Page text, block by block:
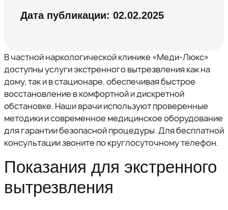
Дата публикации: 02.02.2025
В частной наркологической клинике «Меди-Люкс»
доступны услуги экстренного вытрезвления как на
дому, так и в стационаре, обеспечивая быстрое
восстановление в комфортной и дискретной
обстановке. Наши врачи используют проверенные
методики и современное медицинское оборудование
для гарантии безопасной процедуры. Для бесплатной
консультации звоните по круглосуточному телефон.
Показания для экстренного
вытрезвления